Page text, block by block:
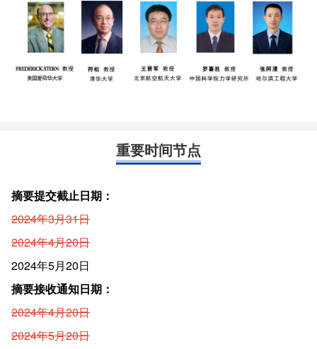
重要时间节点
摘要提交截止日期：
2024年3月31日
2024年4月20日
2024年5月20日
摘要接收通知日期：
2024年4月20日
2024年5月20日